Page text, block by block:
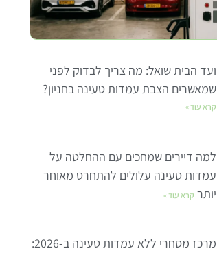
ועד הבית שואל: מה צריך לבדוק לפני
שמאשרים הצבת עמדות טעינה בחניון?
קרא עוד »
למה דיירים שמחכים עם ההחלטה על
עמדות טעינה עלולים להתחרט מאוחר
יותר קרא עוד »
מרכז מסחרי ללא עמדות טעינה ב-2026: